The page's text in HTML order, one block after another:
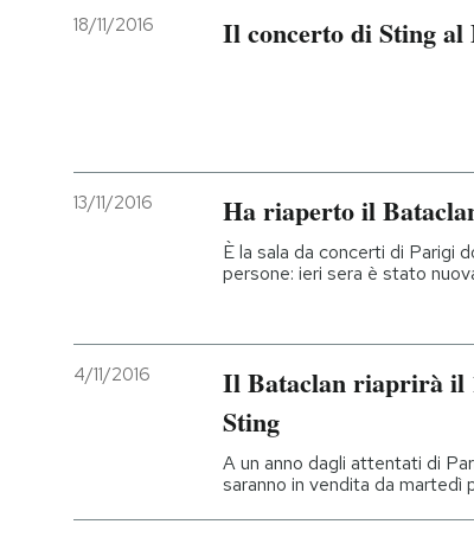
18/11/2016 Il concerto di Sting
13/11/2016 Ha riaperto il
È la sala da concerti di Parigi
persone: ieri sera è stato
4/11/2016
Il Bataclan riaprirà il
Sting
A un anno dagli attentati di
saranno in vendita da martedì